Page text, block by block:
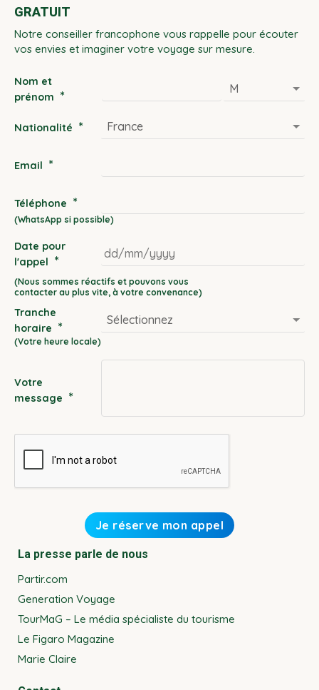
GRATUIT
Notre conseiller francophone vous rappelle pour écouter
vos envies et imaginer votre voyage sur mesure.
Nom et
prénom *
Nationalité *
Email *
Téléphone *
Date pour
l'appel *
DD
slash
MM
slash
Tranche
horaire *
Votre
message *
La presse parle de nous
Partir.com
Generation Voyage
TourMaG – Le média spécialiste du tourisme
Le Figaro Magazine
Marie Claire